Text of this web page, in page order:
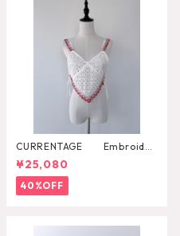
CURRENTAGE Embroider
y Layared Blouse
¥25,080
40%OFF